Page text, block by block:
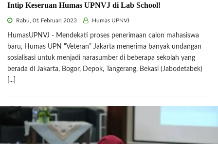
Intip Keseruan Humas UPNVJ di Lab School!
Rabu, 01 Februari 2023 Humas UPNVJ
HumasUPNVJ - Mendekati proses penerimaan calon mahasiswa
baru, Humas UPN “Veteran” Jakarta menerima banyak undangan
sosialisasi untuk menjadi narasumber di beberapa sekolah yang
berada di Jakarta, Bogor, Depok, Tangerang, Bekasi (Jabodetabek)
[...]